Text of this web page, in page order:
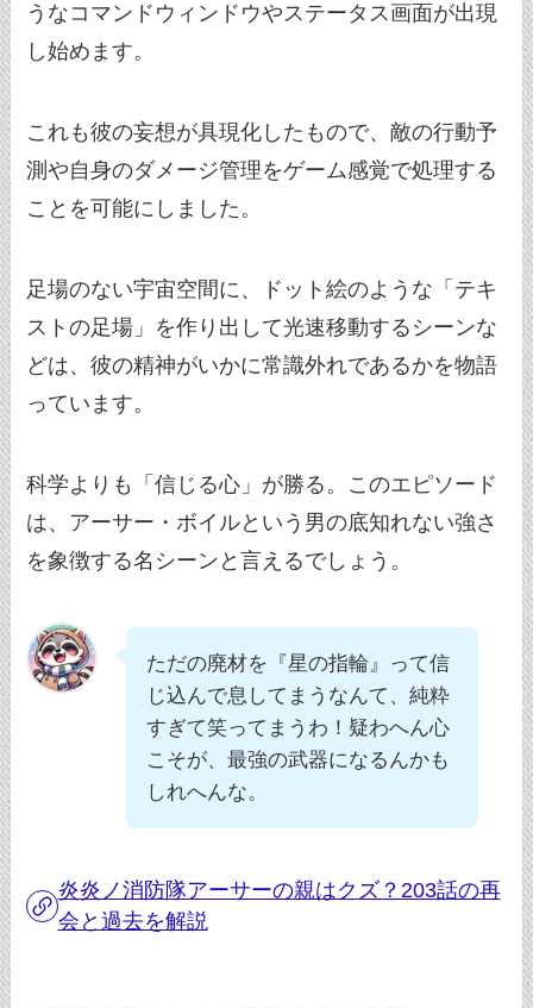
うなコマンドウィンドウやステータス画面が出現
し始めます。
これも彼の妄想が具現化したもので、敵の行動予
測や自身のダメージ管理をゲーム感覚で処理する
ことを可能にしました。
足場のない宇宙空間に、ドット絵のような「テキ
ストの足場」を作り出して光速移動するシーンな
どは、彼の精神がいかに常識外れであるかを物語
っています。
科学よりも「信じる心」が勝る。このエピソード
は、アーサー・ボイルという男の底知れない強さ
を象徴する名シーンと言えるでしょう。
ただの廃材を『星の指輪』って信
じ込んで息してまうなんて、純粋
すぎて笑ってまうわ！疑わへん心
こそが、最強の武器になるんかも
しれへんな。
炎炎ノ消防隊アーサーの親はクズ？203話の再
会と過去を解説